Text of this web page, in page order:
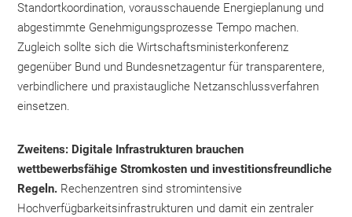
Standortkoordination, vorausschauende Energieplanung und
abgestimmte Genehmigungsprozesse Tempo machen.
Zugleich sollte sich die Wirtschaftsministerkonferenz
gegenüber Bund und Bundesnetzagentur für transparentere,
verbindlichere und praxistaugliche Netzanschlussverfahren
einsetzen.
Zweitens: Digitale Infrastrukturen brauchen
wettbewerbsfähige Stromkosten und investitionsfreundliche
Regeln. Rechenzentren sind stromintensive
Hochverfügbarkeitsinfrastrukturen und damit ein zentraler